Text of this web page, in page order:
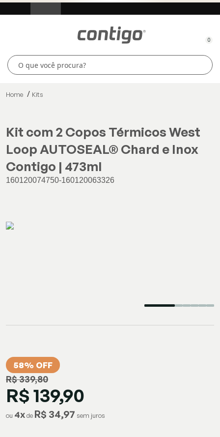
0
Home Kits
Kit com 2 Copos Térmicos West
Loop AUTOSEAL® Chard e Inox
Contigo | 473ml
160120074750-160120063326
R$ 339,80
R$ 139,90
ou 4xde R$ 34,97
58% OFF